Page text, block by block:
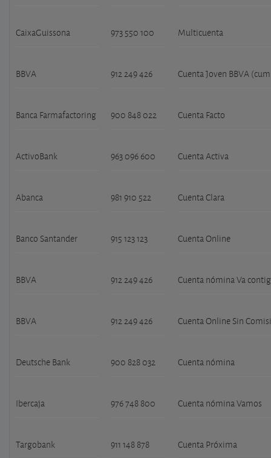
CaixaGuissona 973 550 100 Multicuenta
BBVA 912 249 426 Cuenta Joven BBVA
Banca Farmafactoring 900 848 022 Cuenta Facto
ActivoBank 963 096 600 Cuenta Activa
Abanca 981 910 522 Cuenta Clara
Banco Santander 915 123 123 Cuenta Online
BBVA 912 249 426 Cuenta nómina Va
BBVA 912 249 426 Cuenta Online Sin
Deutsche Bank 900 828 032 Cuenta nómina
Ibercaja 976 748 800 Cuenta nómina Vamos
Targobank 911 148 878 Cuenta Próxima